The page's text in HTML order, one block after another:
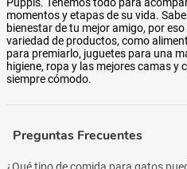
momentos y etapas de su vida.
bienestar de tu mejor amigo, por
variedad de productos, como
para premiarlo, juguetes para una
higiene, ropa y las mejores camas y
siempre cómodo.
Preguntas Frecuentes
¿Qué tipo de comida para gatos